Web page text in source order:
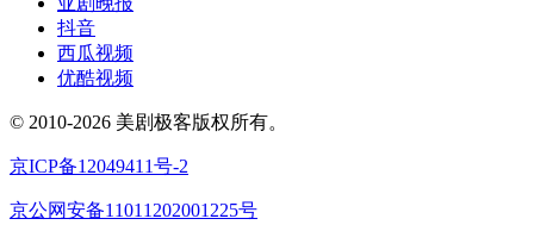
抖音
西瓜视频
优酷视频
© 2010-2026 美剧极客版权所有。
京ICP备12049411号-2
京公网安备11011202001225号